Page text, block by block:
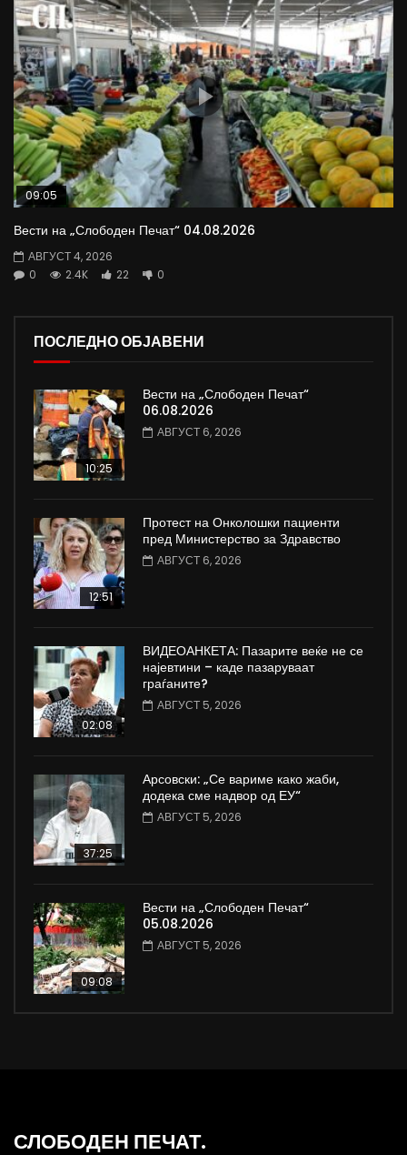
09:05
Вести на „Слободен Печат“ 04.08.2026
АВГУСТ 4, 2026
0
2.4K 22 0
ПОСЛЕДНО ОБЈАВЕНИ
10:25
Вести на „Слободен Печат“
06.08.2026
АВГУСТ 6, 2026
12:51
Протест на Онколошки пациенти
пред Министерство за Здравство
АВГУСТ 6, 2026
02:08
ВИДЕОАНКЕТА: Пазарите веќе не се
најевтини – каде пазаруваат
граѓаните?
АВГУСТ 5, 2026
37:25
Арсовски: „Се вариме како жаби,
додека сме надвор од ЕУ“
АВГУСТ 5, 2026
09:08
Вести на „Слободен Печат“
05.08.2026
АВГУСТ 5, 2026
СЛОБОДЕН ПЕЧАТ.